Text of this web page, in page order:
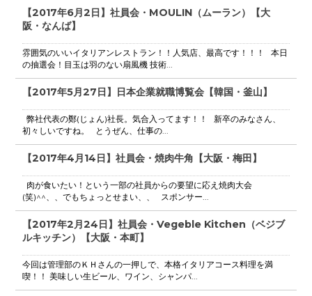
【2017年6月2日】社員会・MOULIN（ムーラン）【大
阪・なんば】
雰囲気のいいイタリアンレストラン！！人気店、最高です！！！ 本日
の抽選会！目玉は羽のない扇風機 技術...
【2017年5月27日】日本企業就職博覧会【韓国・釜山】
弊社代表の鄭(じょん)社長。気合入ってます！！ 新卒のみなさん、
初々しいですね。 とうぜん、仕事の...
【2017年4月14日】社員会・焼肉牛角【大阪・梅田】
肉が食いたい！という一部の社員からの要望に応え焼肉大会
(笑)^^、、でもちょっとせまい、、 スポンサー...
【2017年2月24日】社員会・Vegeble Kitchen（ベジブ
ルキッチン）【大阪・本町】
今回は管理部のＫＨさんの一押しで、本格イタリアコース料理を満
喫！！ 美味しい生ビール、ワイン、シャンパ...